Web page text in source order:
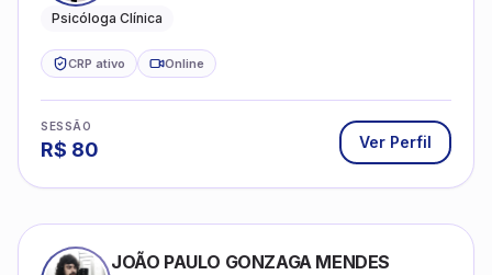
Psicóloga Clínica
CRP ativo Online
SESSÃO
R$ 80 Ver Perfil
JOÃO PAULO GONZAGA MENDES